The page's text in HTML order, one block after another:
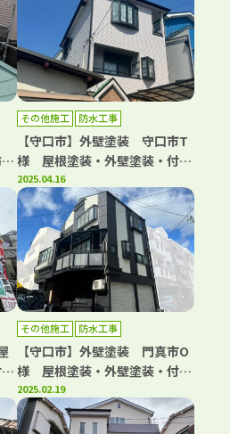
その他施工 防水工事
【守口市】外壁塗装 守口市T
様 屋根塗装・外壁塗装・付帯
部塗装・シーリング工事・防水
工事 アビリティペイント
2025.04.16
その他施工 防水工事
【守口市】外壁塗装 門真市O
様 屋根塗装・外壁塗装・付帯
部塗装・シーリング工事・防水
工事 アビリティペイント
2025.02.19